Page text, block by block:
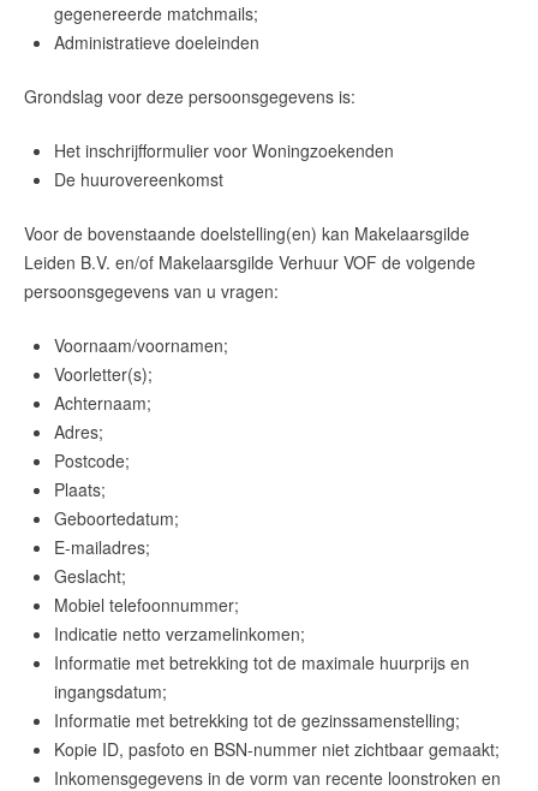
gegenereerde matchmails;
Administratieve doeleinden
Grondslag voor deze persoonsgegevens is:
Het inschrijfformulier voor Woningzoekenden
De huurovereenkomst
Voor de bovenstaande doelstelling(en) kan Makelaarsgilde
Leiden B.V. en/of Makelaarsgilde Verhuur VOF de volgende
persoonsgegevens van u vragen:
Voornaam/voornamen;
Voorletter(s);
Achternaam;
Adres;
Postcode;
Plaats;
Geboortedatum;
E-mailadres;
Geslacht;
Mobiel telefoonnummer;
Indicatie netto verzamelinkomen;
Informatie met betrekking tot de maximale huurprijs en
ingangsdatum;
Informatie met betrekking tot de gezinssamenstelling;
Kopie ID, pasfoto en BSN-nummer niet zichtbaar gemaakt;
Inkomensgegevens in de vorm van recente loonstroken en